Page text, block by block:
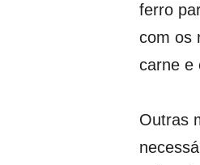
ferro
com os
carne e
Outras